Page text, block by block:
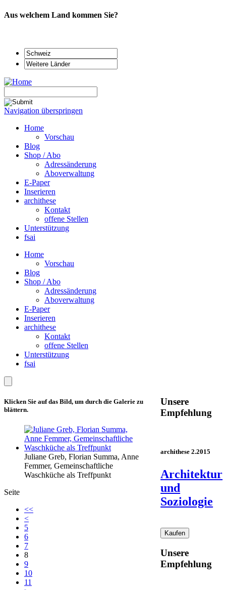
Aus welchem Land kommen Sie?
Navigation überspringen
Home
Vorschau
Blog
Shop / Abo
Adressänderung
Aboverwaltung
E-Paper
Inserieren
archithese
Kontakt
offene Stellen
Unterstützung
fsai
Home
Vorschau
Blog
Shop / Abo
Adressänderung
Aboverwaltung
E-Paper
Inserieren
archithese
Kontakt
offene Stellen
Unterstützung
fsai
Klicken Sie auf das Bild, um durch die Galerie zu
blättern.
Juliane Greb, Florian Summa, Anne
Femmer, Gemeinschaftliche
Waschküche als Treffpunkt
Seite
<<
<
5
6
7
8
9
10
11
Unsere
Empfehlung
archithese 2.2015
Architektur
und
Soziologie
Unsere
Empfehlung